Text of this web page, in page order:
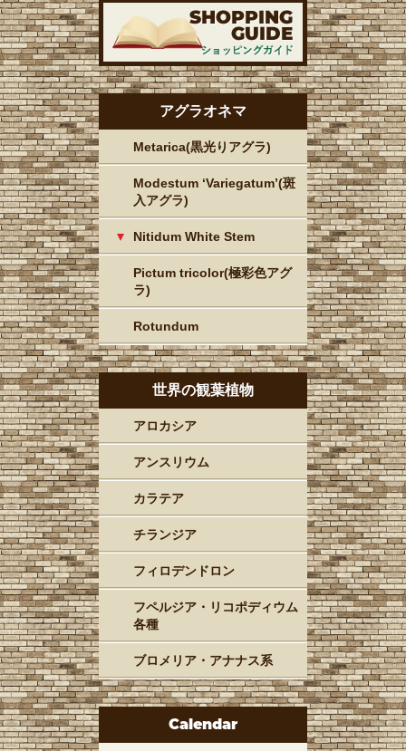
アグラオネマ
Metarica(黒光りアグラ)
Modestum ‘Variegatum’(斑
入アグラ)
Nitidum White Stem
Pictum tricolor(極彩色アグ
ラ)
Rotundum
世界の観葉植物
アロカシア
アンスリウム
カラテア
チランジア
フィロデンドロン
フペルジア・リコポディウム
各種
ブロメリア・アナナス系
Calendar